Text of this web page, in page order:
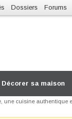
Dossiers Forums
Décorer sa maison
une cuisine authentique